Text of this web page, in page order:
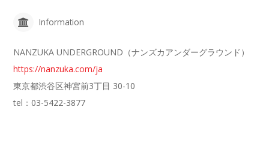
Information
NANZUKA UNDERGROUND（ナンズカアンダーグラウンド）
https://nanzuka.com/ja
東京都渋谷区神宮前3丁目 30-10
tel：03-5422-3877